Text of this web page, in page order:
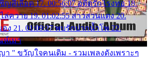
ญสีเลือด 17. 00:56:07 อดีตรักโรงทอ 18.
ล่ควาย 19. 01:02:55 สาวสวนแตง 20.
อง 21. 01:09:27 พบรักปากน้ำโพ 22.
ห์เมา
" ขวัญใจคนเดิม - รวมเพลงดังเพราะๆ